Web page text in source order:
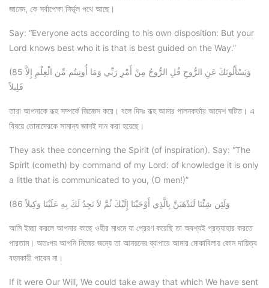
জানেন, কে সর্বাপেক্ষা নির্ভূল পথে আছে।
Say: “Everyone acts according to his own disposition: But your
Lord knows best who it is that is best guided on the Way.”
(85 وَيَسْأَلُونَكَ عَنِ الرُّوحِ قُلِ الرُّوحُ مِنْ أَمْرِ رَبِّي وَمَا أُوتِيتُم مِّن الْعِلْمِ إِلاَّ
قَلِيلاً
তারা আপনাকে রূহ সম্পর্কে জিজ্ঞেস করে। বলে দিনঃ রূহ আমার পালনকর্তার আদেশ ঘটিত। এ
বিষয়ে তোমাদেরকে সামান্য জ্ঞানই দান করা হয়েছে।
They ask thee concerning the Spirit (of inspiration). Say: “The
Spirit (cometh) by command of my Lord: of knowledge it is only
a little that is communicated to you, (O men!)”
(86 وَلَئِن شِئْنَا لَنَذْهَبَنَّ بِالَّذِي أَوْحَيْنَا إِلَيْكَ ثُمَّ لاَ تَجِدُ لَكَ بِهِ عَلَيْنَا وَكِيلاً
আমি ইচ্ছা করলে আপনার কাছে ওহীর মাধমে যা প্রেরণ করেছি তা অবশ্যই প্রত্যাহার করতে
পারতাম। অতঃপর আপনি নিজের জন্যে তা আনয়নের ব্যাপারে আমার মোকাবিলায় কোন দায়িত্ব
বহনকারী পাবেন না।
If it were Our Will, We could take away that which We have sent